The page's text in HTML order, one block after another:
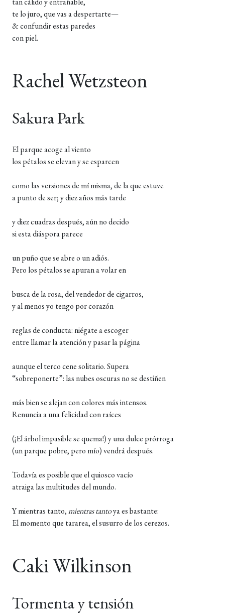
te lo juro, que vas a despertarte—
& confundir estas paredes
con piel.
Rachel Wetzsteon
Sakura Park
El parque acoge al viento
los pétalos se elevan y se esparcen
como las versiones de mí misma, de la que estuve
a punto de ser; y diez años más tarde
y diez cuadras después, aún no decido
si esta diáspora parece
un puño que se abre o un adiós.
Pero los pétalos se apuran a volar en
busca de la rosa, del vendedor de cigarros,
y al menos yo tengo por corazón
reglas de conducta: niégate a escoger
entre llamar la atención y pasar la página
aunque el terco cene solitario. Supera
“sobreponerte”: las nubes oscuras no se destiñen
más bien se alejan con colores más intensos.
Renuncia a una felicidad con raíces
(¡El árbol impasible se quema!) y una dulce prórroga
(un parque pobre, pero mío) vendrá después.
Todavía es posible que el quiosco vacío
atraiga las multitudes del mundo.
Y mientras tanto,mientrastantoya es bastante:
El momento que tararea, el susurro de los cerezos.
Caki Wilkinson
Tormenta y tensión